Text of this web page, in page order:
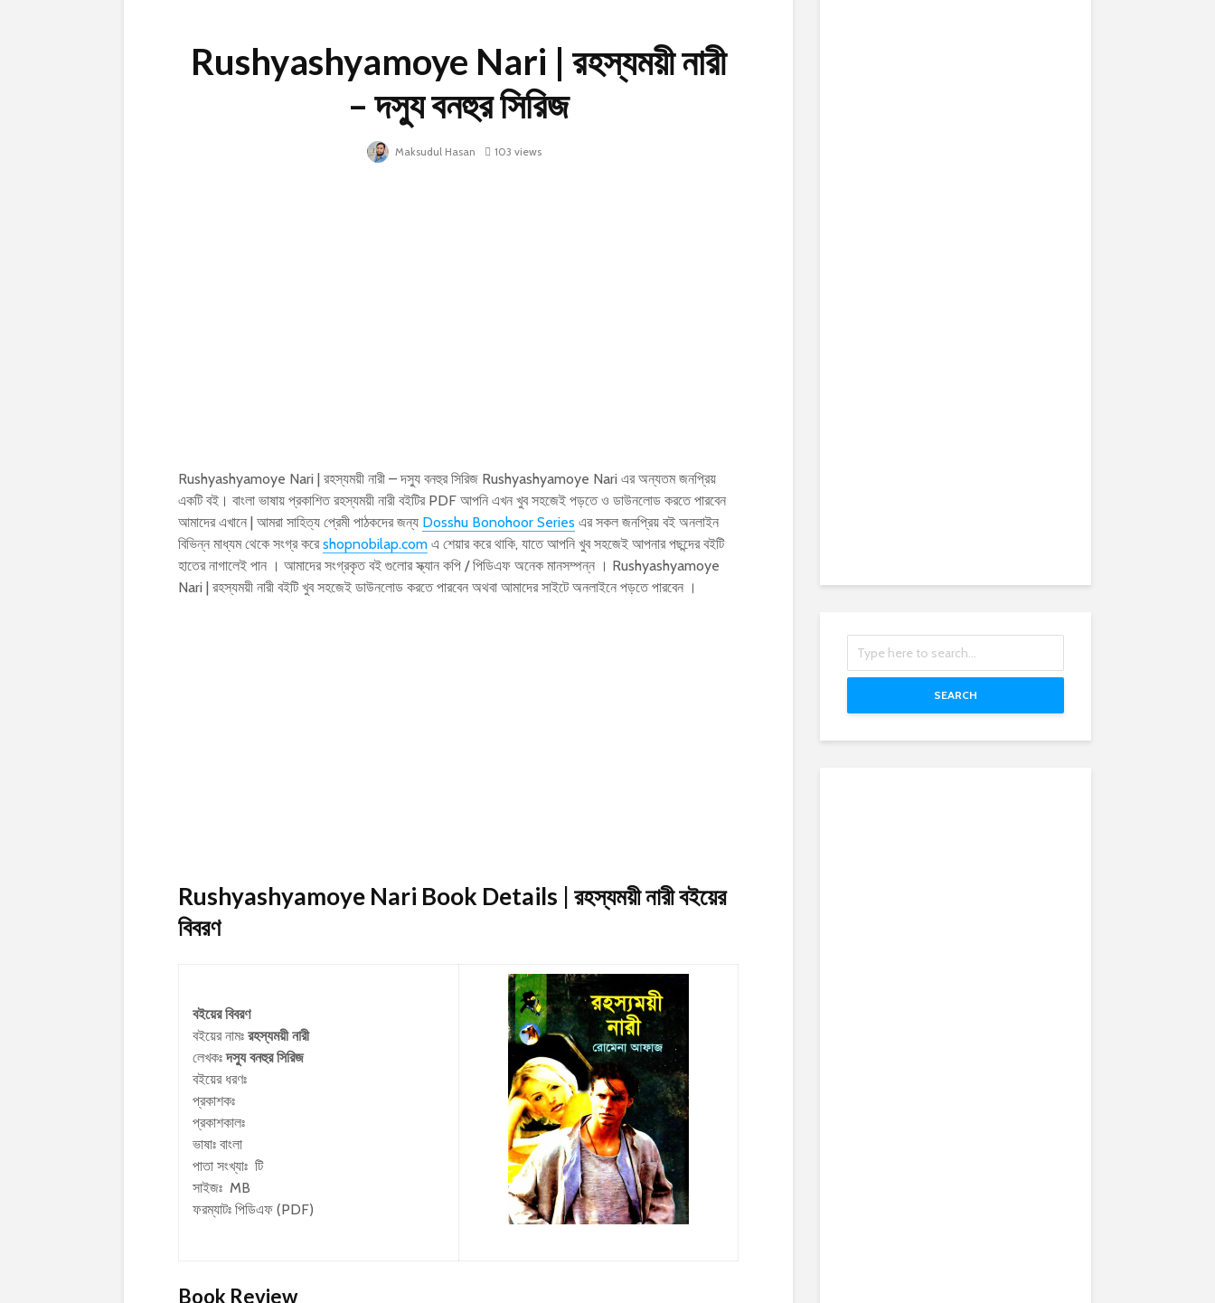
Rushyashyamoye Nari | রহস্যময়ী নারী
– দস্যু বনহুর সিরিজ
Maksudul Hasan 103 views
Rushyashyamoye Nari | রহস্যময়ী নারী – দস্যু বনহুর সিরিজ Rushyashyamoye Nari এর অন্যতম জনপ্রিয়
একটি বই। বাংলা ভাষায় প্রকাশিত রহস্যময়ী নারী বইটির PDF আপনি এখন খুব সহজেই পড়তে ও ডাউনলোড করতে পারবেন
আমাদের এখানে | আমরা সাহিত্য প্রেমী পাঠকদের জন্য Dosshu Bonohoor Series এর সকল জনপ্রিয় বই অনলাইন
বিভিন্ন মাধ্যম থেকে সংগ্র করেshopnobilap.com এ শেয়ার করে থাকি, যাতে আপনি খুব সহজেই আপনার পছন্দের বইটি
হাতের নাগালেই পান । আমাদের সংগ্রকৃত বই গুলোর স্ক্যান কপি / পিডিএফ অনেক মানসম্পন্ন । Rushyashyamoye
Nari | রহস্যময়ী নারী বইটি খুব সহজেই ডাউনলোড করতে পারবেন অথবা আমাদের সাইটে অনলাইনে পড়তে পারবেন ।
Rushyashyamoye Nari Book Details | রহস্যময়ী নারীবইয়ের
বিবরণ
বইয়ের বিবরণ
বইয়ের নামঃ রহস্যময়ী নারী
লেখকঃদস্যু বনহুর সিরিজ
বইয়ের ধরণঃ
প্রকাশকঃ
প্রকাশকালঃ
ভাষাঃ বাংলা
পাতা সংখ্যাঃ টি
সাইজঃ MB
ফরম্যাটঃ পিডিএফ (PDF)
Book Review
SEARCH